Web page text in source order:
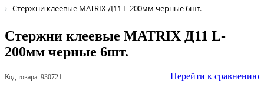
Стержни клеевые MATRIX Д11 L-200мм черные 6шт.
Стержни клеевые MATRIX Д11 L-
200мм черные 6шт.
Код товара: 930721 Перейти к сравнению